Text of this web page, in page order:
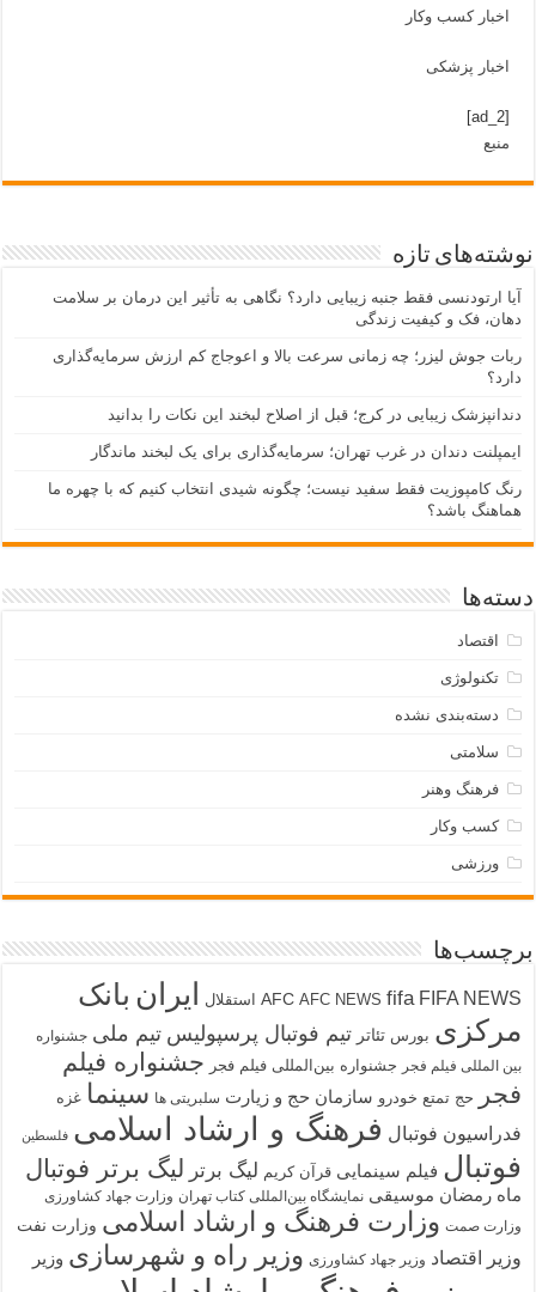
اخبار کسب وکار
اخبار پزشکی
[ad_2]
منبع
نوشته‌های تازه
آیا ارتودنسی فقط جنبه زیبایی دارد؟ نگاهی به تأثیر این درمان بر سلامت
دهان، فک و کیفیت زندگی
ربات جوش لیزر؛ چه زمانی سرعت بالا و اعوجاج کم ارزش سرمایه‌گذاری
دارد؟
دندانپزشک زیبایی در کرج؛ قبل از اصلاح لبخند این نکات را بدانید
ایمپلنت دندان در غرب تهران؛ سرمایه‌گذاری برای یک لبخند ماندگار
رنگ کامپوزیت فقط سفید نیست؛ چگونه شیدی انتخاب کنیم که با چهره ما
هماهنگ باشد؟
دسته‌ها
اقتصاد
تکنولوژی
دسته‌بندی نشده
سلامتی
فرهنگ وهنر
کسب وکار
ورزشی
برچسب‌ها
AFC AFC NEWS fifa FIFA NEWS استقلال ایران بانک
مرکزی بورس تئاتر تیم فوتبال پرسپولیس تیم ملی جشنواره
بین المللی فیلم فجر جشنواره بین‌المللی فیلم فجر جشنواره فیلم
فجر
حج تمتع خودرو سازمان حج و زیارت سلبریتی ها سینما غزه
فدراسیون فوتبال فرهنگ و ارشاد اسلامی فلسطین
فوتبال فیلم سینمایی قرآن کریم لیگ برتر لیگ برتر فوتبال
ماه رمضان موسیقی نمایشگاه بین‌المللی کتاب تهران وزارت جهاد کشاورزی
وزارت صمت وزارت فرهنگ و ارشاد اسلامی وزارت نفت
وزیر اقتصاد وزیر جهاد کشاورزی وزیر راه و شهرسازی وزیر